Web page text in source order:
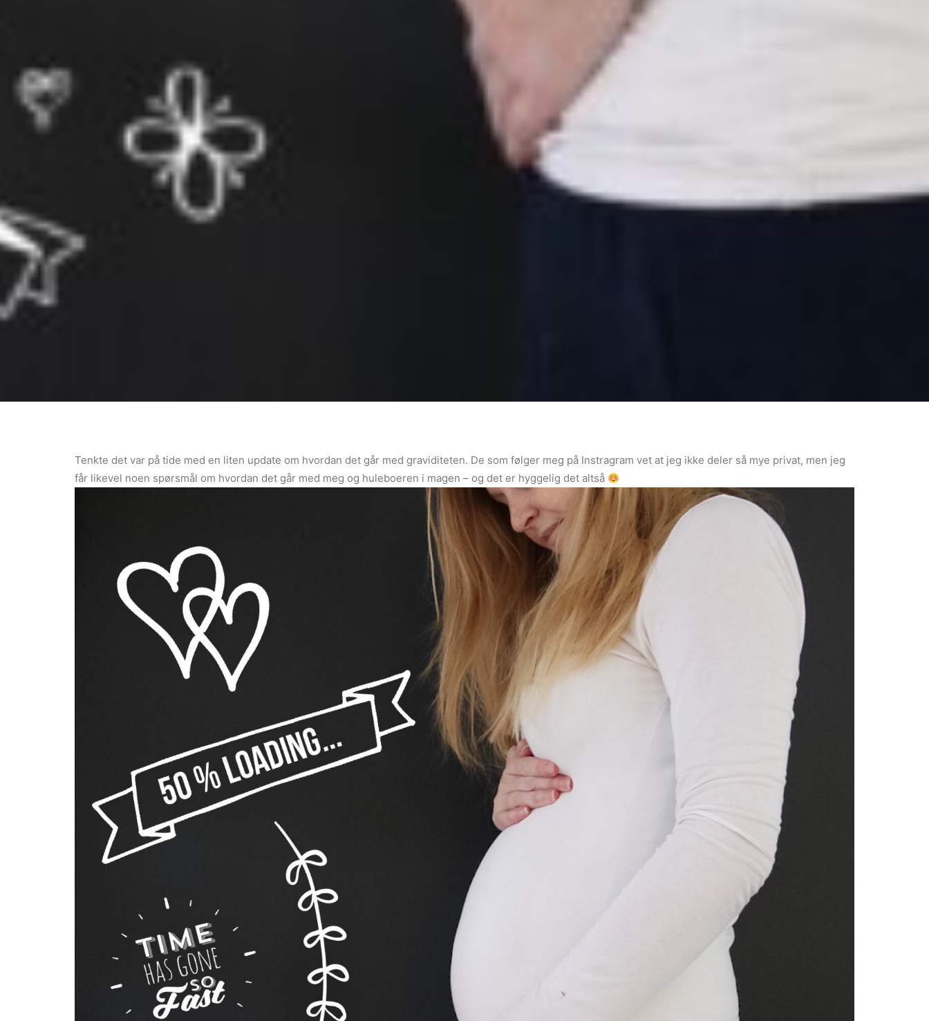
Tenkte det var på tide med en liten update om hvordan det går med graviditeten. De som følger meg på Instragram vet at jeg ikke deler så mye privat, men jeg
får likevel noen spørsmål om hvordan det går med meg og huleboeren i magen – og det er hyggelig det altså